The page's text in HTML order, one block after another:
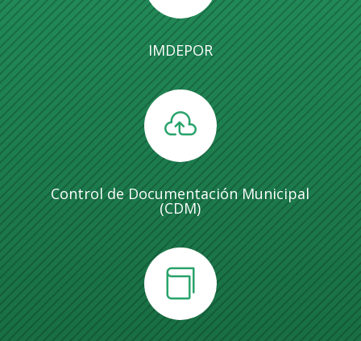
IMDEPOR

Control de Documentación Municipal
(CDM)
